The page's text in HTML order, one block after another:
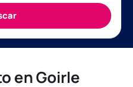
en Goirle